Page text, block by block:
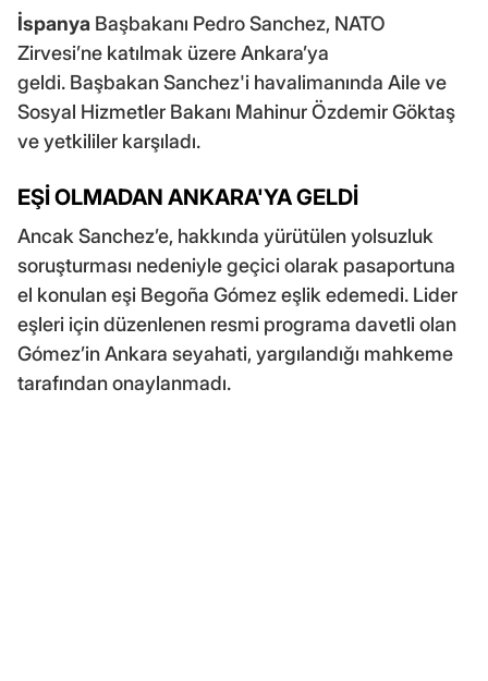
İspanya Başbakanı Pedro Sanchez, NATO
Zirvesi’ne katılmak üzere Ankara’ya
geldi. Başbakan Sanchez'i havalimanında Aile ve
Sosyal Hizmetler Bakanı Mahinur Özdemir Göktaş
ve yetkililer karşıladı.
EŞİ OLMADAN ANKARA'YA GELDİ
Ancak Sanchez’e, hakkında yürütülen yolsuzluk
soruşturması nedeniyle geçici olarak pasaportuna
el konulan eşi Begoña Gómez eşlik edemedi. Lider
eşleri için düzenlenen resmi programa davetli olan
Gómez’in Ankara seyahati, yargılandığı mahkeme
tarafından onaylanmadı.